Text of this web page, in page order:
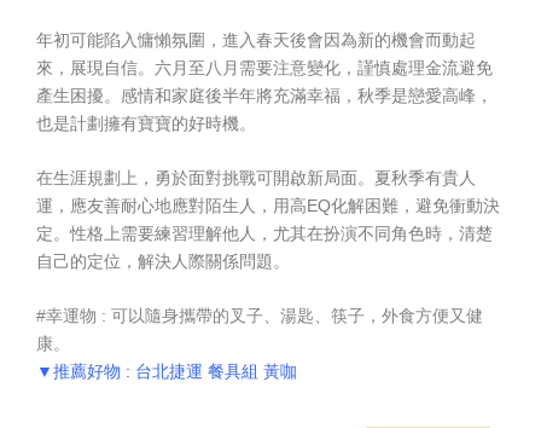
年初可能陷入慵懶氛圍，進入春天後會因為新的機會而動起
來，展現自信。六月至八月需要注意變化，謹慎處理金流避免
產生困擾。感情和家庭後半年將充滿幸福，秋季是戀愛高峰，
也是計劃擁有寶寶的好時機。
在生涯規劃上，勇於面對挑戰可開啟新局面。夏秋季有貴人
運，應友善耐心地應對陌生人，用高EQ化解困難，避免衝動決
定。性格上需要練習理解他人，尤其在扮演不同角色時，清楚
自己的定位，解決人際關係問題。
#幸運物 : 可以隨身攜帶的叉子、湯匙、筷子，外食方便又健
康。
▼推薦好物 : 台北捷運 餐具組 黃咖